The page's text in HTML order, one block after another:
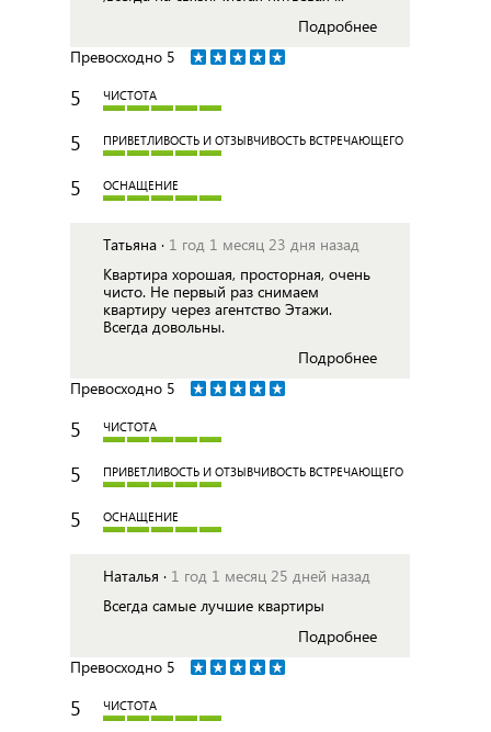
Подробнее
Превосходно 5
5 ЧИСТОТА
5 ПРИВЕТЛИВОСТЬ И ОТЗЫВЧИВОСТЬ ВСТРЕЧАЮЩЕГО
5 ОСНАЩЕНИЕ
Татьяна · 1 год 1 месяц 23 дня назад
Квартира хорошая, просторная, очень
чисто. Не первый раз снимаем
квартиру через агентство Этажи.
Всегда довольны.
Подробнее
Превосходно 5
5 ЧИСТОТА
5 ПРИВЕТЛИВОСТЬ И ОТЗЫВЧИВОСТЬ ВСТРЕЧАЮЩЕГО
5 ОСНАЩЕНИЕ
Наталья · 1 год 1 месяц 25 дней назад
Всегда самые лучшие квартиры
Подробнее
Превосходно 5
5 ЧИСТОТА